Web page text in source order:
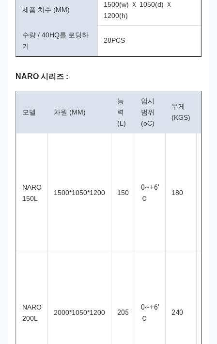
제품 치수 (MM)
1500(w) Ｘ 1050(d) Ｘ
1200(h)
수량 / 40HQ를 로딩하
기
28PCS
NARO 시리즈 :
모델 차원 (MM)
능
력
(L)
임시
범위
(oC)
무게
(KGS)
NARO
150L
1500*1050*1200 150
0~+6'
Ｃ
180
NARO
200L
2000*1050*1200 205
0~+6'
Ｃ
240